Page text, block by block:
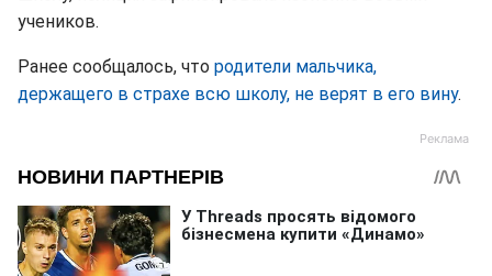
учеников.
Ранее сообщалось, что родители мальчика,
держащего в страхе всю школу, не верят в его вину.